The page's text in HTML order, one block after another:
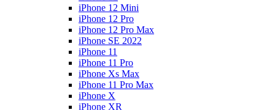
iPhone 12 Mini
iPhone 12 Pro
iPhone 12 Pro Max
iPhone SE 2022
iPhone 11
iPhone 11 Pro
iPhone Xs Max
iPhone 11 Pro Max
iPhone X
iPhone XR